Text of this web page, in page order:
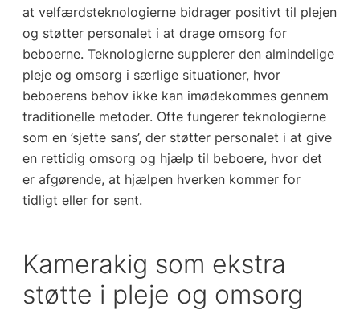
at velfærdsteknologierne bidrager positivt til plejen
og støtter personalet i at drage omsorg for
beboerne. Teknologierne supplerer den almindelige
pleje og omsorg i særlige situationer, hvor
beboerens behov ikke kan imødekommes gennem
traditionelle metoder. Ofte fungerer teknologierne
som en ’sjette sans’, der støtter personalet i at give
en rettidig omsorg og hjælp til beboere, hvor det
er afgørende, at hjælpen hverken kommer for
tidligt eller for sent.
Kamerakig som ekstra
støtte i pleje og omsorg